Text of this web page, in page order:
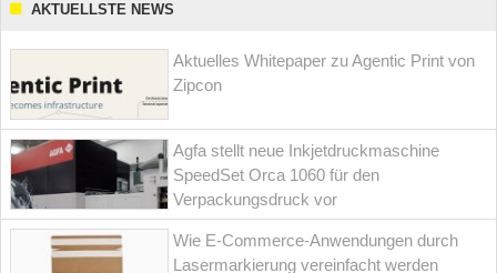
AKTUELLSTE NEWS
Aktuelles Whitepaper zu Agentic Print von
Zipcon
Agfa stellt neue Inkjetdruckmaschine
SpeedSet Orca 1060 für den
Verpackungsdruck vor
Wie E-Commerce-Anwendungen durch
Lasermarkierung vereinfacht werden